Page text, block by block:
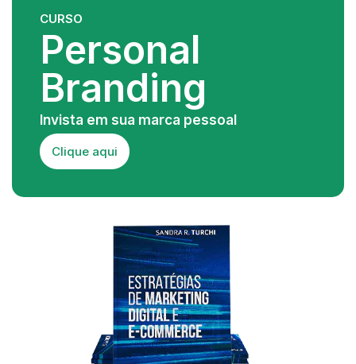
CURSO
Personal
Branding
Invista em sua marca pessoal
Clique aqui